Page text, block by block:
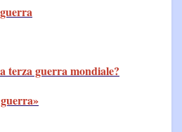
terza guerra mondiale?